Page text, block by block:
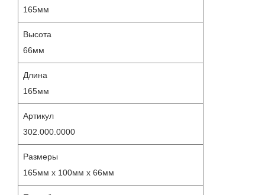
165мм
Высота
66мм
Длина
165мм
Артикул
302.000.0000
Размеры
165мм x 100мм x 66мм